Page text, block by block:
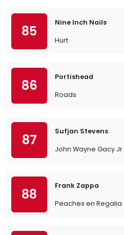
85
Nine Inch Nails
Hurt
86
Portishead
Roads
87
Sufjan Stevens
John Wayne Gacy Jr.
88
Frank Zappa
Peaches en Regalia